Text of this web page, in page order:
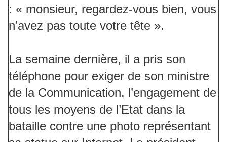
: « monsieur, regardez-vous bien, vous
n’avez pas toute votre tête ».
La semaine dernière, il a pris son
téléphone pour exiger de son ministre
de la Communication, l’engagement de
tous les moyens de l’Etat dans la
bataille contre une photo représentant